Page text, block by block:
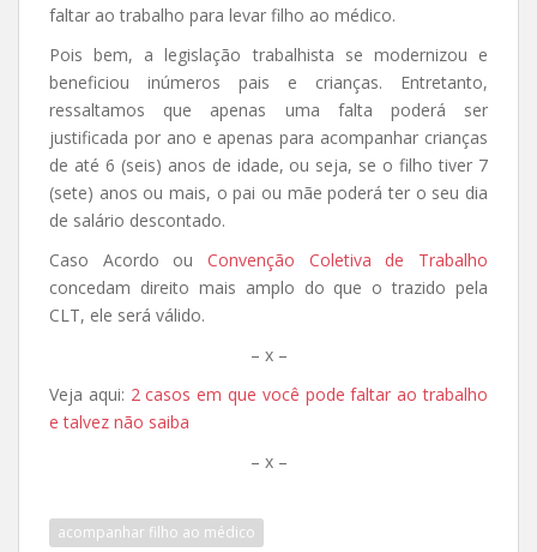
faltar ao trabalho para levar filho ao médico.
Pois bem, a legislação trabalhista se modernizou e
beneficiou inúmeros pais e crianças. Entretanto,
ressaltamos que apenas uma falta poderá ser
justificada por ano e apenas para acompanhar crianças
de até 6 (seis) anos de idade, ou seja, se o filho tiver 7
(sete) anos ou mais, o pai ou mãe poderá ter o seu dia
de salário descontado.
Caso Acordo ou Convenção Coletiva de Trabalho
concedam direito mais amplo do que o trazido pela
CLT, ele será válido.
– x –
Veja aqui: 2 casos em que você pode faltar ao trabalho
e talvez não saiba
– x –
acompanhar filho ao médico